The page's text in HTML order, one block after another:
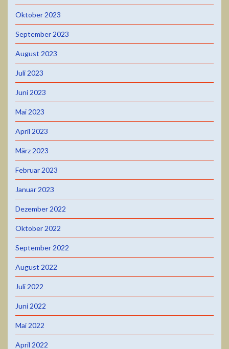
Oktober 2023
September 2023
August 2023
Juli 2023
Juni 2023
Mai 2023
April 2023
März 2023
Februar 2023
Januar 2023
Dezember 2022
Oktober 2022
September 2022
August 2022
Juli 2022
Juni 2022
Mai 2022
April 2022